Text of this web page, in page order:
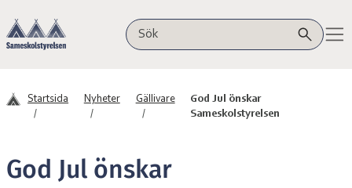
Sameskolstyrelsen
Sök på webbplatsen
Startsida Nyheter Gällivare
God Jul önskar
Sameskolstyrelsen
God Jul önskar